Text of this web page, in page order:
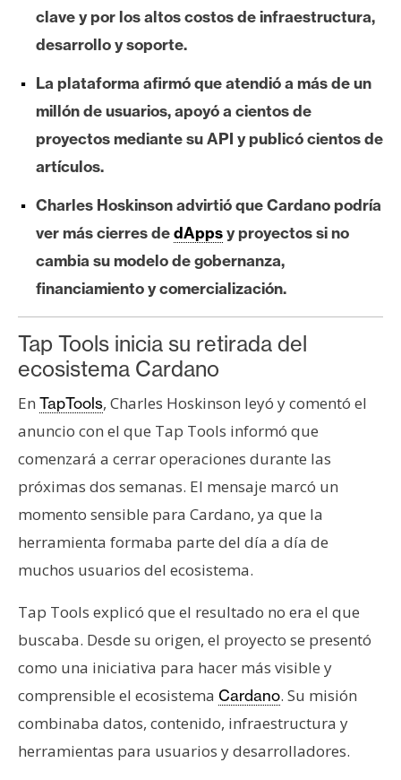
e
u
m
I
n
á
l
s
i
s
N
o
t
a
d
e
r
e
n
a
clave y por los altos costos de infraestructura,
desarrollo y soporte.
La plataforma afirmó que atendió a más de un
millón de usuarios, apoyó a cientos de
proyectos mediante su API y publicó cientos de
artículos.
Charles Hoskinson advirtió que Cardano podría
ver más cierres dedAppsy proyectos si no
cambia su modelo de gobernanza,
financiamiento y comercialización.
Tap Tools inicia su retirada del
ecosistema Cardano
En TapTools, Charles Hoskinson leyó y comentó el
anuncio con el que Tap Tools informó que
comenzará a cerrar operaciones durante las
próximas dos semanas. El mensaje marcó un
momento sensible para Cardano, ya que la
herramienta formaba parte del día a día de
muchos usuarios del ecosistema.
Tap Tools explicó que el resultado no era el que
buscaba. Desde su origen, el proyecto se presentó
como una iniciativa para hacer más visible y
comprensible el ecosistema Cardano. Su misión
combinaba datos, contenido, infraestructura y
herramientas para usuarios y desarrolladores.